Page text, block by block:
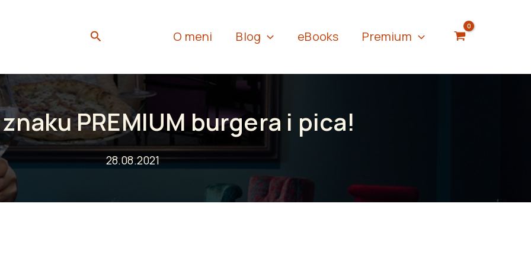
Search O meni Blog eBooks Premium
PREMIUM burgera i pica!
28.08.2021